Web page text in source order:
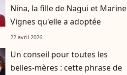
Nina, la fille de Nagui et Marine
Vignes qu'elle a adoptée
22 avril 2026
Un conseil pour toutes les
belles-mères : cette phrase de